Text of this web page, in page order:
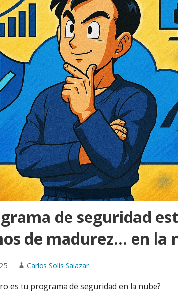
de seguridad
de madurez… en la
Carlos Solis Salazar
es tu programa de seguridad en la nube?